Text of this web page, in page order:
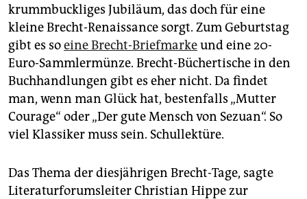
krummbuckliges Jubiläum, das doch für eine
kleine Brecht-Renaissance sorgt. Zum Geburtstag
gibt es soeine Brecht-Briefmarkeund eine 20-
Euro-Sammlermünze. Brecht-Büchertische in den
Buchhandlungen gibt es eher nicht. Da findet
man, wenn man Glück hat, bestenfalls „Mutter
Courage“ oder „Der gute Mensch von Sezuan“. So
viel Klassiker muss sein. Schullektüre.
Das Thema der diesjährigen Brecht-Tage, sagte
Literaturforumsleiter Christian Hippe zur